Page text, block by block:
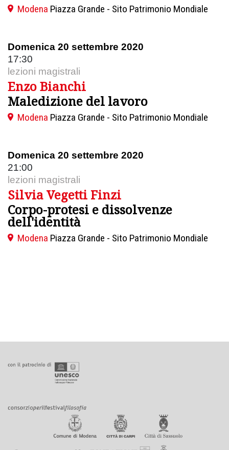
Modena Piazza Grande - Sito Patrimonio Mondiale
Domenica 20 settembre 2020
17:30
lezioni magistrali
Enzo Bianchi
Maledizione del lavoro
Modena Piazza Grande - Sito Patrimonio Mondiale
Domenica 20 settembre 2020
21:00
lezioni magistrali
Silvia Vegetti Finzi
Corpo-protesi e dissolvenze
dell'identità
Modena Piazza Grande - Sito Patrimonio Mondiale